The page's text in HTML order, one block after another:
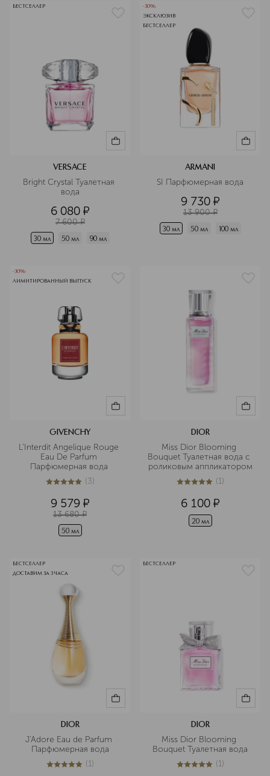
БЕСТСЕЛЛЕР
VERSACE
Bright Crystal Туалетная
вода
6 080 ¤
7 600 ¤
30 мл 50 мл 90 мл
-30%
ЭКСКЛЮЗИВ
БЕСТСЕЛЛЕР
ARMANI
SI Парфюмерная вода
9 730 ¤
13 900 ¤
30 мл 50 мл 100 мл
-30%
ЛИМИТИРОВАННЫЙ ВЫПУСК
GIVENCHY
L’Interdit Angelique Rouge
Eau De Parfum
5из 53 (3)
9 579 ¤
13 680 ¤
50 мл
DIOR
Miss Dior Blooming
Bouquet Туалетная вода с
роликовым аппликатором
5из 51 (1)
6 100 ¤
20 мл
БЕСТСЕЛЛЕР
ДОСТАВИМ ЗА 3 ЧАСА
DIOR
J'Adore Eau de Parfum
Парфюмерная вода
5из 51 (1)
БЕСТСЕЛЛЕР
DIOR
Miss Dior Blooming
Bouquet Туалетная вода
5из 51 (1)